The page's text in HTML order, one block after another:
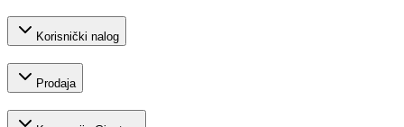
Korisnički nalog
Prodaja